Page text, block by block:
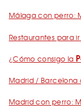
Málaga con perro:
Restaurantes para
¿Cómo consigo la
Madrid / Barcelona
Madrid con perro: